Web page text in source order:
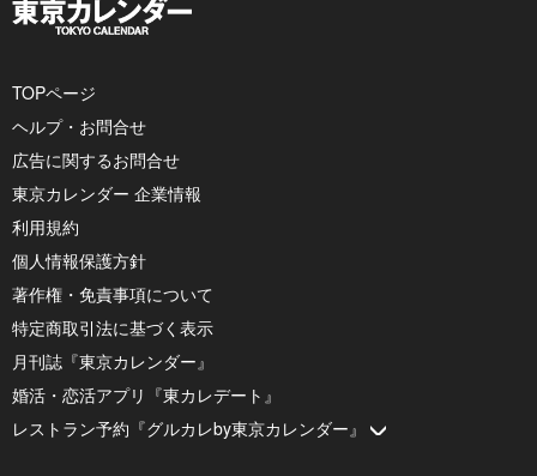
TOPページ
ヘルプ・お問合せ
広告に関するお問合せ
東京カレンダー 企業情報
利用規約
個人情報保護方針
著作権・免責事項について
特定商取引法に基づく表示
月刊誌『東京カレンダー』
婚活・恋活アプリ『東カレデート』
レストラン予約『グルカレby東京カレンダー』